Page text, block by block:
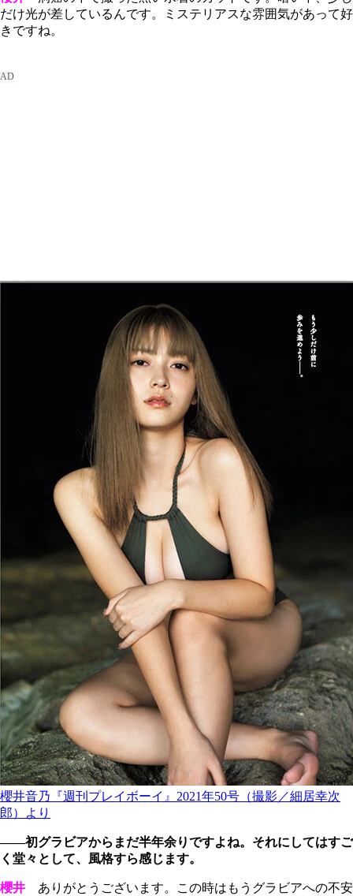
だけ光が差しているんです。ミステリアスな雰囲気があって好
きですね。
櫻井音乃『週刊プレイボーイ』2021年50号（撮影／細居幸次
郎）より
――初グラビアからまだ半年余りですよね。それにしてはすご
く堂々として、風格すら感じます。
櫻井 ありがとうございます。この時はもうグラビアへの不安